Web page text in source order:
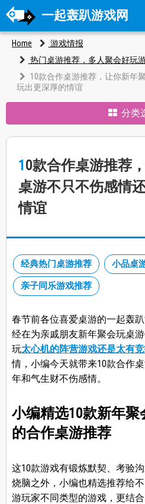
一起轰趴游戏网
Home
游戏情报
热门桌游推荐，多人聚会好玩
10款合作桌游推荐，让你新年
玩出更深厚的情谊
分类
10款合作桌游推荐，让你新年聚会玩
桌游不只不伤感情
情谊
经典热门桌游推荐 小品桌
亲子同乐游戏推荐
春节前各位喜爱桌游的一起轰
经在为亲戚朋友新年聚会玩桌
玩太心机的阵营游戏还是太有
情，小编今天就带来10款合作
年和气生财不伤感情。
小编精选10款新年
的合作桌游推荐
这10款游戏有锻炼默契、考验
烧脑之外，小编也精选推荐给
游玩家不同类型的游戏，更结